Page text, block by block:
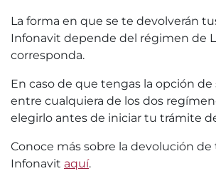
La forma en que se te devolverán
Infonavit depende del régimen de
corresponda.
En caso de que tengas la opción de
entre cualquiera de los dos
elegirlo antes de iniciar tu trámite
Conoce más sobre la devolución de
Infonavit aquí.